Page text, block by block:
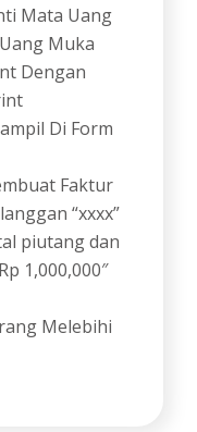
Mata Uang
Muka
Dengan
Di Form
Faktur
“xxxx”
piutang dan
1,000,000″
Melebihi